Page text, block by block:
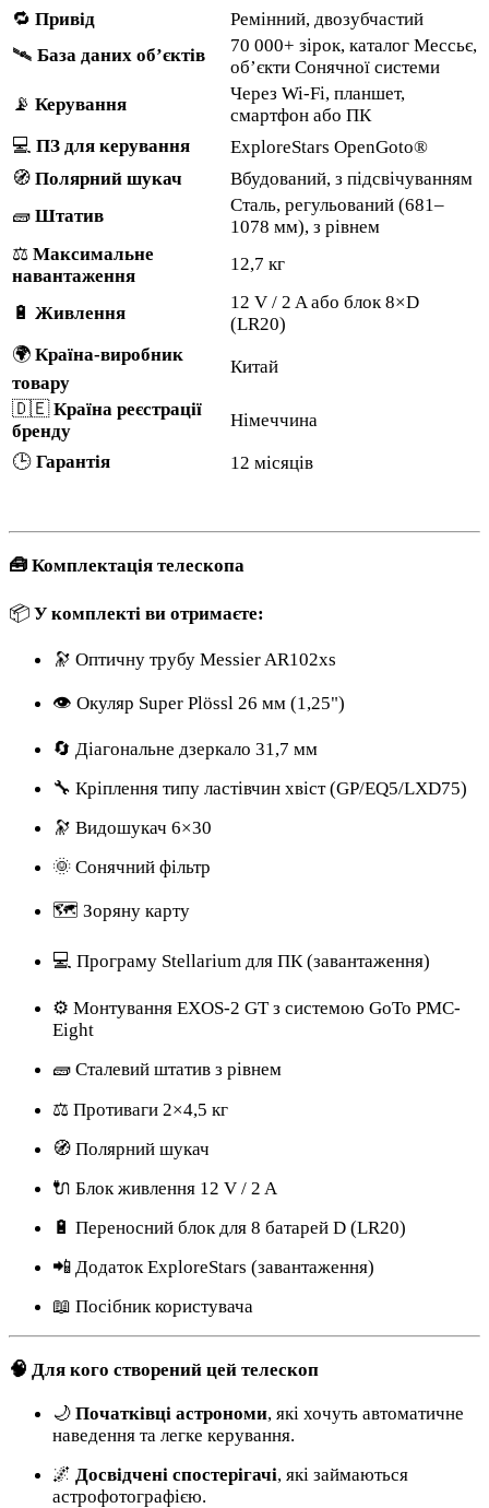
🔁 Привід
Ремінний, двозубчастий
🛰️ База даних об’єктів
70 000+ зірок, каталог Мессьє,
об’єкти Сонячної системи
📡 Керування
Через Wi-Fi, планшет,
смартфон або ПК
💻 ПЗ для керування
ExploreStars OpenGoto®
🧭 Полярний шукач
Вбудований, з підсвічуванням
🧱 Штатив
Сталь, регульований (681–
1078 мм), з рівнем
⚖️ Максимальне
навантаження
12,7 кг
🔋 Живлення
12 V / 2 A або блок 8×D
(LR20)
🌍 Країна-виробник
товару
Китай
🇩🇪Країна реєстрації
бренду
Німеччина
🕒 Гарантія 12 місяців
🧰 Комплектація телескопа
📦 У комплекті ви отримаєте:
🔭 Оптичну трубу Messier AR102xs
👁️ Окуляр Super Plössl 26 мм (1,25")
🔄 Діагональне дзеркало 31,7 мм
🔧 Кріплення типу ластівчин хвіст (GP/EQ5/LXD75)
🔭 Видошукач 6×30
🌞 Сонячний фільтр
🗺️ Зоряну карту
💻 Програму Stellarium для ПК (завантаження)
⚙️ Монтування EXOS-2 GT з системою GoTo PMC-
Eight
🧱 Сталевий штатив з рівнем
⚖️ Противаги 2×4,5 кг
🧭 Полярний шукач
🔌 Блок живлення 12 V / 2 A
🔋 Переносний блок для 8 батарей D (LR20)
📲 Додаток ExploreStars (завантаження)
📖 Посібник користувача
🧠 Для кого створений цей телескоп
🌙 Початківці астрономи, які хочуть автоматичне
наведення та легке керування.
🌌 Досвідчені спостерігачі, які займаються
астрофотографією.